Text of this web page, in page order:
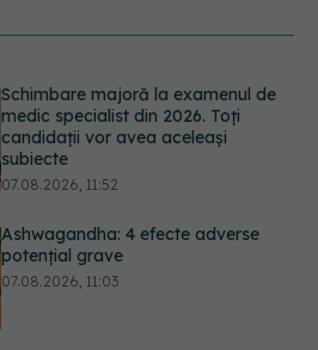
Ashwagandha: 4 efecte adverse
potențial grave
07.08.2026, 11:03
EXCLUSIV Ce grăbește apariția
ridurilor. Nu este doar vârsta. Ce
spun dermatologii